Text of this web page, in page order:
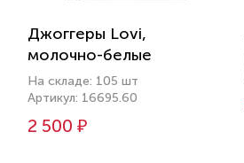
Джоггеры Lovi,
молочно-белые
На складе: 105 шт
Артикул: 16695.60
2 500 ₽